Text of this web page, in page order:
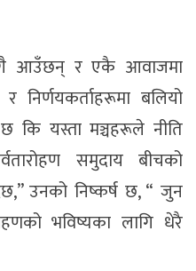
आउँछन् र एकै आवाजमा
बलियो
छ कि यस्ता मञ्चहरूले नीति
समुदाय बीचको
उनको निष्कर्ष छ, “ जुन
भविष्यका लागि धेरै